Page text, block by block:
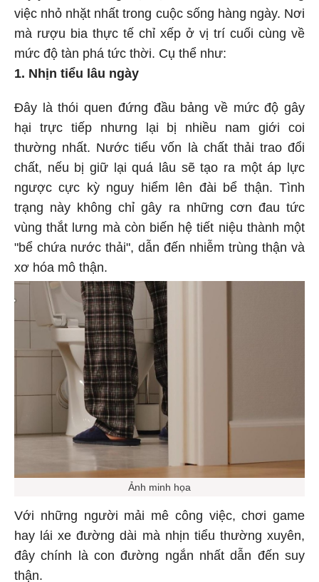
việc nhỏ nhặt nhất trong cuộc sống hàng ngày. Nơi
mà rượu bia thực tế chỉ xếp ở vị trí cuối cùng về
mức độ tàn phá tức thời. Cụ thể như:
1. Nhịn tiểu lâu ngày
Đây là thói quen đứng đầu bảng về mức độ gây
hại trực tiếp nhưng lại bị nhiều nam giới coi
thường nhất. Nước tiểu vốn là chất thải trao đổi
chất, nếu bị giữ lại quá lâu sẽ tạo ra một áp lực
ngược cực kỳ nguy hiểm lên đài bể thận. Tình
trạng này không chỉ gây ra những cơn đau tức
vùng thắt lưng mà còn biến hệ tiết niệu thành một
"bể chứa nước thải", dẫn đến nhiễm trùng thận và
xơ hóa mô thận.
Ảnh minh họa
Với những người mải mê công việc, chơi game
hay lái xe đường dài mà nhịn tiểu thường xuyên,
đây chính là con đường ngắn nhất dẫn đến suy
thận.